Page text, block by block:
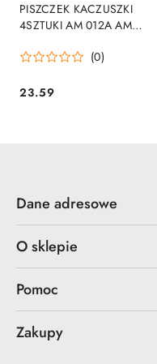
PISZCZEK KACZUSZKI
4SZTUKI AM 012A AM
(0)
Cena:
23.59
Dane adresowe
O sklepie
Pomoc
Zakupy